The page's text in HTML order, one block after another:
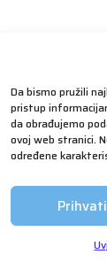
Da bismo pružili
pristup
da obrađujemo
ovoj web stranici.
određene
Prihvati